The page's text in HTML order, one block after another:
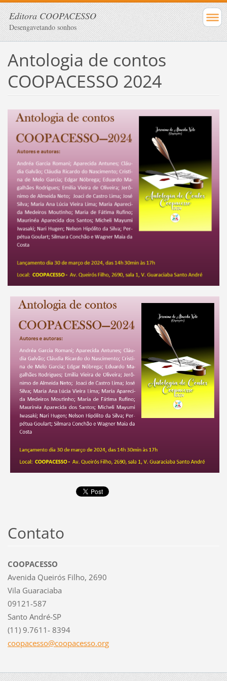
Editora COOPACESSO
Desengavetando sonhos
Antologia de contos
COOPACESSO 2024
Contato
COOPACESSO
Avenida Queirós Filho, 2690
Vila Guaraciaba
09121-587
Santo André-SP
(11) 9.7611- 8394
coopacesso@coopacesso.org